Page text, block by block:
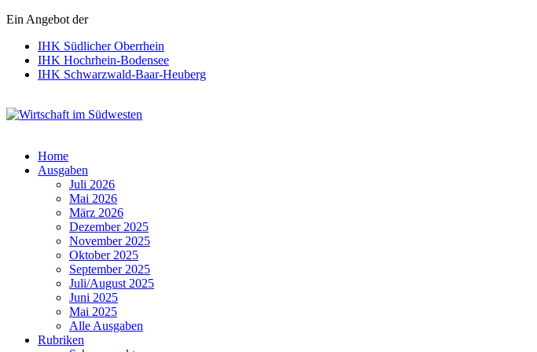
Ein Angebot der
IHK Südlicher Oberrhein
IHK Hochrhein-Bodensee
IHK Schwarzwald-Baar-Heuberg
Home
Ausgaben
Juli 2026
Mai 2026
März 2026
Dezember 2025
November 2025
Oktober 2025
September 2025
Juli/August 2025
Juni 2025
Mai 2025
Alle Ausgaben
Rubriken